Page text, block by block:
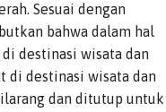
Sesuai dengan
bahwa dalam hal
destinasi wisata dan
di destinasi wisata dan
dan ditutup untuk